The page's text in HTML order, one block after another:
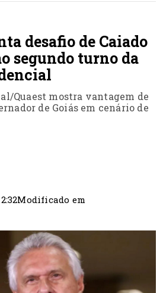
desafio de Caiado
segundo turno da
Quaest mostra vantagem de
de Goiás em cenário de
Modificado em